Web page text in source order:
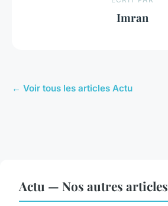
Imran
← Voir tous les articles Actu
Actu — Nos autres articles